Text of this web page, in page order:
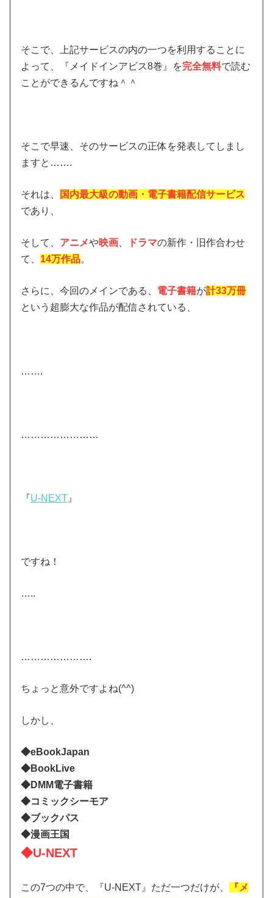
そこで、上記サービスの内の一つを利用することに
よって、『メイドインアビス8巻』を完全無料で読む
ことができるんですね＾＾
そこで早速、そのサービスの正体を発表してしまし
ますと…….
それは、
国内最大級の動画・電子書籍配信サービス
であり、
そして、 アニメや映画 ドラマの新作・旧作合わせ
て、 14万作品。
さらに、今回のメインである、 電子書籍が計33万冊
という超膨大な作品が配信されている、
…….
……………………
『U-NEXT 』
ですね！
…..
………………….
ちょっと意外ですよね(^^)
しかし、
◆eBookJapan
◆BookLive
◆DMM電子書籍
◆コミックシーモア
◆ブックパス
◆漫画王国
◆U-NEXT
この7つの中で、『U-NEXT』ただ一つだけが、
『メ